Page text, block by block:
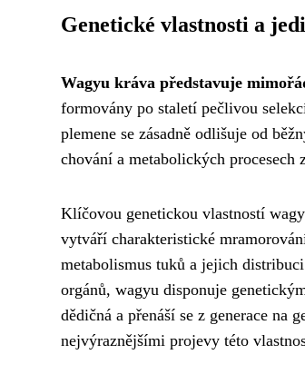
Genetické vlastnosti a
Wagyu kráva představuje
formovány po staletí pečlivou
plemene se zásadně odlišuje od
chování a metabolických procesech
Klíčovou genetickou vlastností
vytváří charakteristické
metabolismus tuků a jejich
orgánů, wagyu disponuje
dědičná a přenáší se z generace na
nejvýraznějšími projevy této